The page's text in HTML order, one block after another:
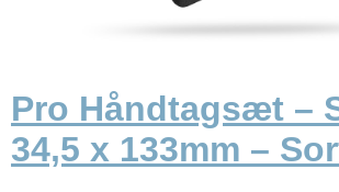
Pro Håndtagsæt –
34,5 x 133mm –